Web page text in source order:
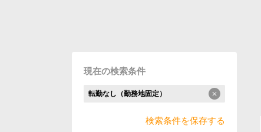
現在の検索条件
転勤なし（勤務地固定）
検索条件を保存する